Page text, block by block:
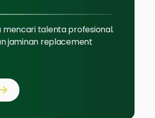
talenta profesional.
jaminan replacement